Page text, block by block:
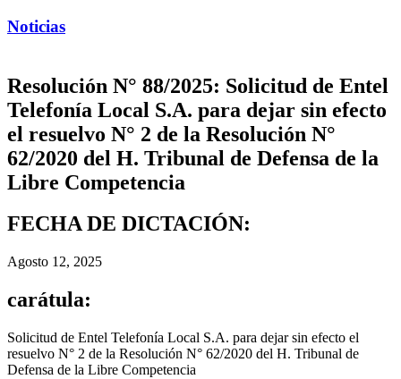
Noticias
Resolución N° 88/2025: Solicitud de Entel
Telefonía Local S.A. para dejar sin efecto
el resuelvo N° 2 de la Resolución N°
62/2020 del H. Tribunal de Defensa de la
Libre Competencia
FECHA DE DICTACIÓN:
Agosto 12, 2025
carátula:
Solicitud de Entel Telefonía Local S.A. para dejar sin efecto el
resuelvo N° 2 de la Resolución N° 62/2020 del H. Tribunal de
Defensa de la Libre Competencia